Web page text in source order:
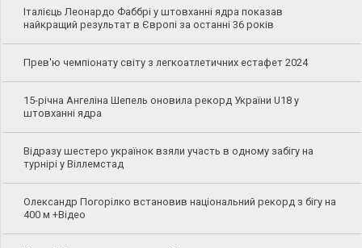
Італієць Леонардо Фаббрі у штовханні ядра показав
найкращий результат в Європі за останні 36 років
Прев'ю чемпіонату світу з легкоатлетичних естафет 2024
15-річна Ангеліна Шепель оновила рекорд України U18 у
штовханні ядра
Відразу шестеро українок взяли участь в одному забігу на
турнірі у Віллемстад
Олександр Погорілко встановив національний рекорд з бігу на
400 м +Відео